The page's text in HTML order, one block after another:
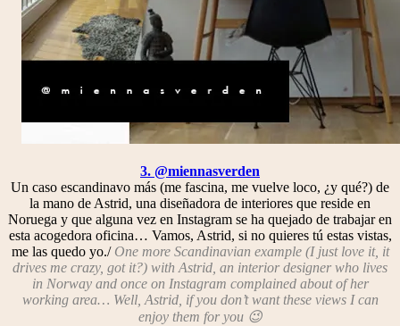
3. @miennasverden
Un caso escandinavo más (me fascina, me vuelve loco, ¿y qué?) de
la mano de Astrid, una diseñadora de interiores que reside en
Noruega y que alguna vez en Instagram se ha quejado de trabajar en
esta acogedora oficina… Vamos, Astrid, si no quieres tú estas vistas,
me las quedo yo./ One more Scandinavian example (I just love it, it
drives me crazy, got it?) with Astrid, an interior designer who lives
in Norway and once on Instagram complained about of her
working area… Well, Astrid, if you don’t want these views I can
enjoy them for you 😉